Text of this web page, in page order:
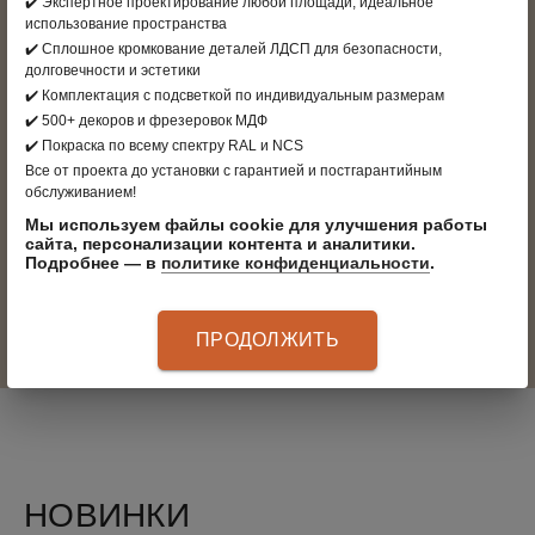
РАСЧЁТ ПРОЕКТА
Есть проект? Прикрепите
ОТПРАВИТЬ
Я даю согласие на обработку
политикой конфиденциальности
НОВИНКИ
использование пространства
✔️ Сплошное кромкование деталей ЛДСП для безопасности,
долговечности и эстетики
✔️ Комплектация с подсветкой по индивидуальным размерам
✔️ 500+ декоров и фрезеровок МДФ
✔️ Покраска по всему спектру RAL и NCS
Все от проекта до установки с гарантией и постгарантийным
обслуживанием!
Мы используем файлы cookie для улучшения работы
сайта, персонализации контента и аналитики.
Подробнее — в политике конфиденциальности.
ПРОДОЛЖИТЬ